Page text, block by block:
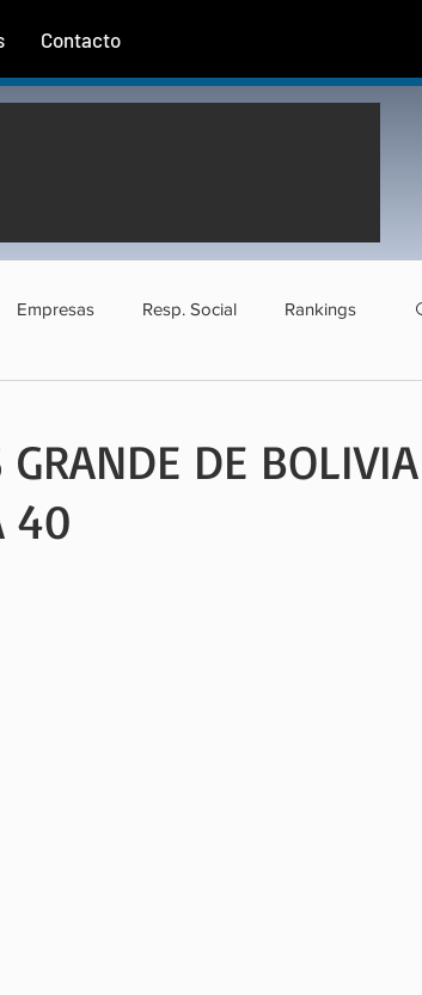
Contacto
Empresas Resp. Social Rankings
DE BOLIVIA
40